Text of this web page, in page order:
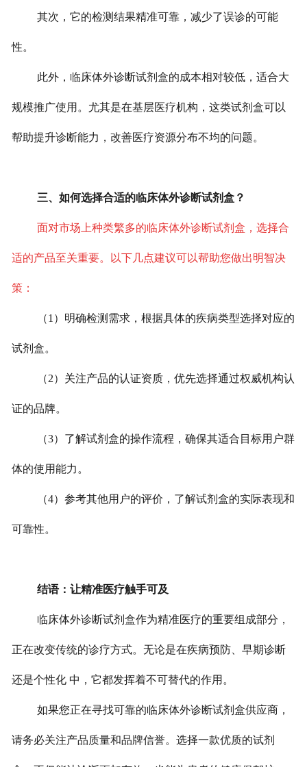
其次，它的检测结果精准可靠，减少了误诊的可能
性。
此外，临床体外诊断试剂盒的成本相对较低，适合大
规模推广使用。尤其是在基层医疗机构，这类试剂盒可以
帮助提升诊断能力，改善医疗资源分布不均的问题。
三、如何选择合适的临床体外诊断试剂盒？
面对市场上种类繁多的临床体外诊断试剂盒，选择合
适的产品至关重要。以下几点建议可以帮助您做出明智决
策：
（1）明确检测需求，根据具体的疾病类型选择对应的
试剂盒。
（2）关注产品的认证资质，优先选择通过权威机构认
证的品牌。
（3）了解试剂盒的操作流程，确保其适合目标用户群
体的使用能力。
（4）参考其他用户的评价，了解试剂盒的实际表现和
可靠性。
结语：让精准医疗触手可及
临床体外诊断试剂盒作为精准医疗的重要组成部分，
正在改变传统的诊疗方式。无论是在疾病预防、早期诊断
还是个性化 中，它都发挥着不可替代的作用。
如果您正在寻找可靠的临床体外诊断试剂盒供应商，
请务必关注产品质量和品牌信誉。选择一款优质的试剂